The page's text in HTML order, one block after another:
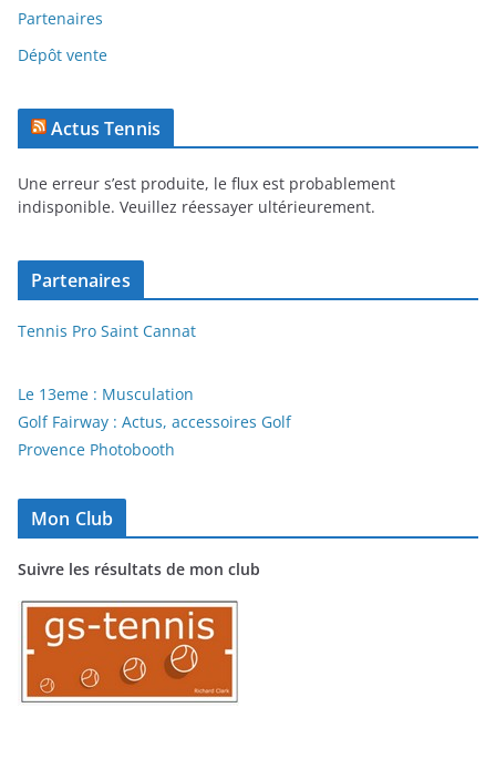
Partenaires
Dépôt vente
Actus Tennis
Une erreur s’est produite, le flux est probablement
indisponible. Veuillez réessayer ultérieurement.
Partenaires
Tennis Pro Saint Cannat
Le 13eme : Musculation
Golf Fairway : Actus, accessoires Golf
Provence Photobooth
Mon Club
Suivre les résultats de mon club